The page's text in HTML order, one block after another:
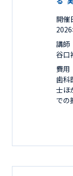
開催
講師
谷口
費用
歯
士ほ
での